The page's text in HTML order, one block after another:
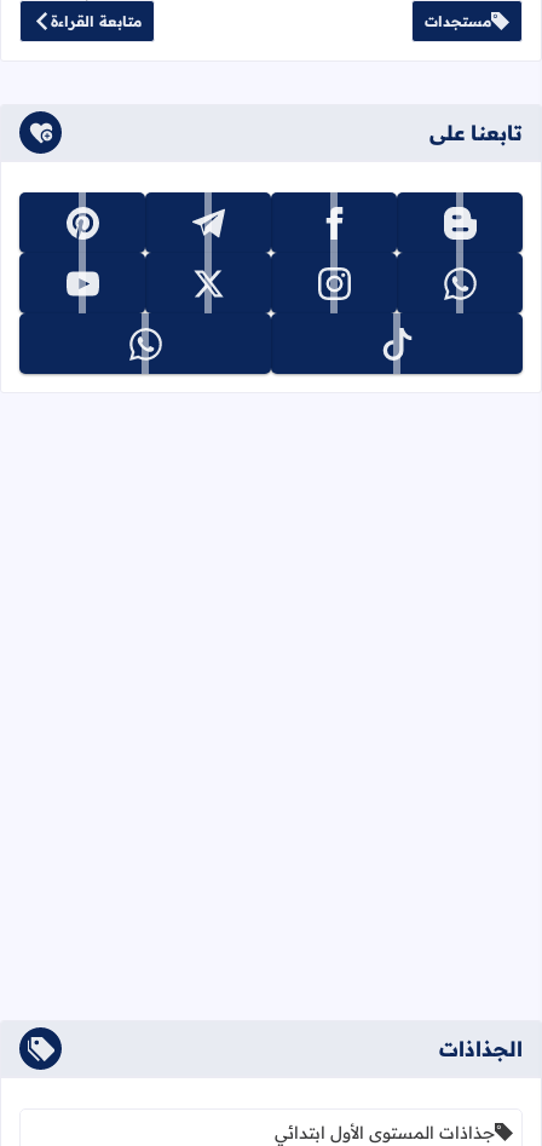
مستجدات متابعة القراءة
تابعنا على
تابعنا على blogger تابعنا على facebook تابعنا على telegram تابعنا على pinterest
تابعنا على whatsapp تابعنا على instagram تابعنا على x تابعنا على youtube
تابعنا على tiktok تابعنا على whatsapp
الجذاذات
جذاذات المستوى الأول ابتدائي